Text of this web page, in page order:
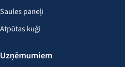
Saules paneļi
Atpūtas kuģi
Uzņēmumiem